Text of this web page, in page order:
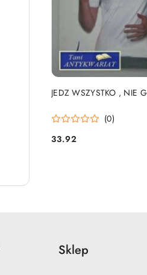
JEDZ WSZYSTKO , NIE
(0)
Cena:
33.92
DO
Sklep